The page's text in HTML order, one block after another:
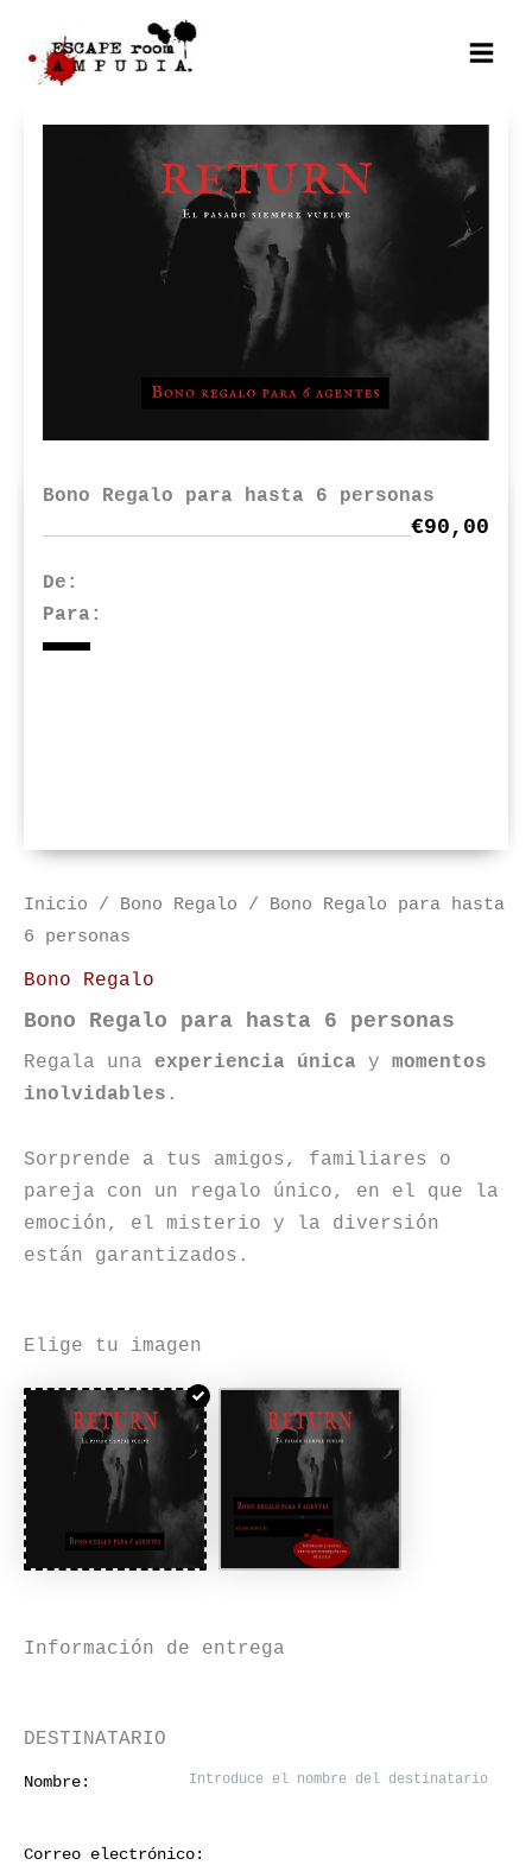
contenido
Menu
Bono Regalo para hasta 6 personas
€90,00
De:
Para:
Inicio / Bono Regalo / Bono Regalo para hasta
6 personas
Bono Regalo
Bono Regalo para hasta 6 personas
Regala una experiencia única y momentos
inolvidables .
Sorprende a tus amigos, familiares o
pareja con un regalo único, en el que la
emoción, el misterio y la diversión
están garantizados.
Elige tu imagen
Información de entrega
DESTINATARIO
Nombre:
Correo electrónico: